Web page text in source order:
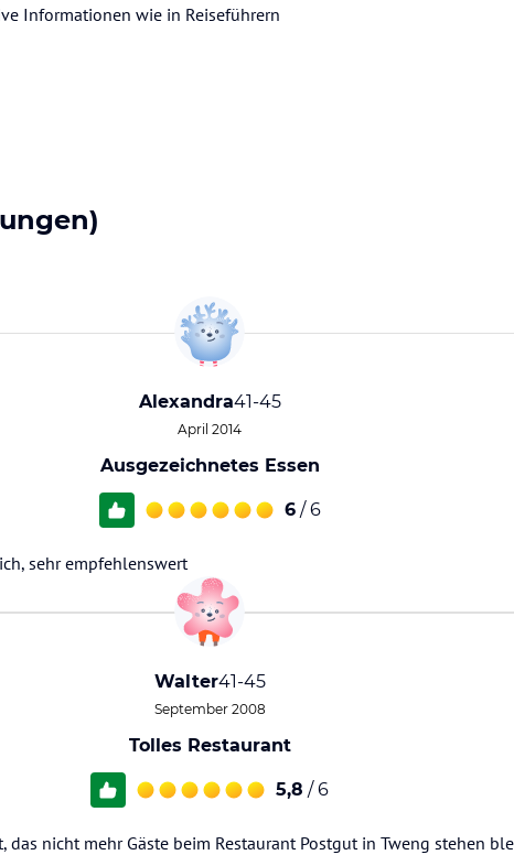
Informationen wie in Reiseführern
Alexandra41-45
April 2014
Ausgezeichnetes Essen
6 / 6
sehr empfehlenswert
Walter41-45
September 2008
Tolles Restaurant
5,8 / 6
das nicht mehr Gäste beim Restaurant Postgut in Tweng stehen